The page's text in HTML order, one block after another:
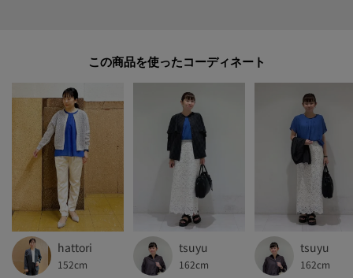
モデル情報：身長170cm B74 W60 H86 着用サイズ：38（M）
この商品を使った
hattori
152cm
tsuyu
162cm
tsuyu
162cm